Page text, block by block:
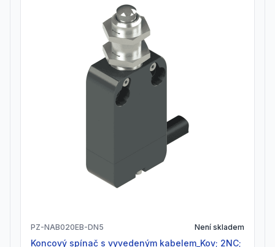
PZ-NAB020EB-DN5 Není skladem
Koncový spínač s vyvedeným kabelem_Kov; 2NC;